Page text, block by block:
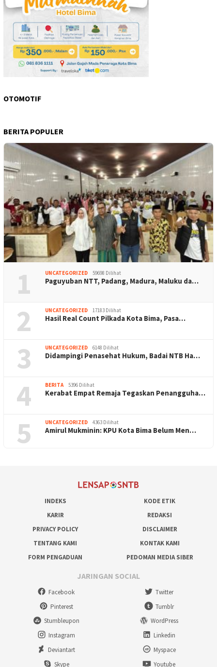
OTOMOTIF
BERITA POPULER
1 UNCATEGORIZED 59698 Dilihat
Paguyuban NTT, Padang, Madura, Maluku da…
2 UNCATEGORIZED 17183 Dilihat
Hasil Real Count Pilkada Kota Bima, Pasa…
3 UNCATEGORIZED 6148 Dilihat
Didampingi Penasehat Hukum, Badai NTB Ha…
4 BERITA 5396 Dilihat
Kerabat Empat Remaja Tegaskan Penangguha…
5 UNCATEGORIZED 4363 Dilihat
Amirul Mukminin: KPU Kota Bima Belum Men…
INDEKS
KODE ETIK
KARIR
REDAKSI
PRIVACY POLICY
DISCLAIMER
TENTANG KAMI
KONTAK KAMI
FORM PENGADUAN
PEDOMAN MEDIA SIBER
JARINGAN SOCIAL
Facebook
Twitter
Pinterest
Tumblr
Stumbleupon
WordPress
Instagram
Linkedin
Deviantart
Myspace
Skype
Youtube